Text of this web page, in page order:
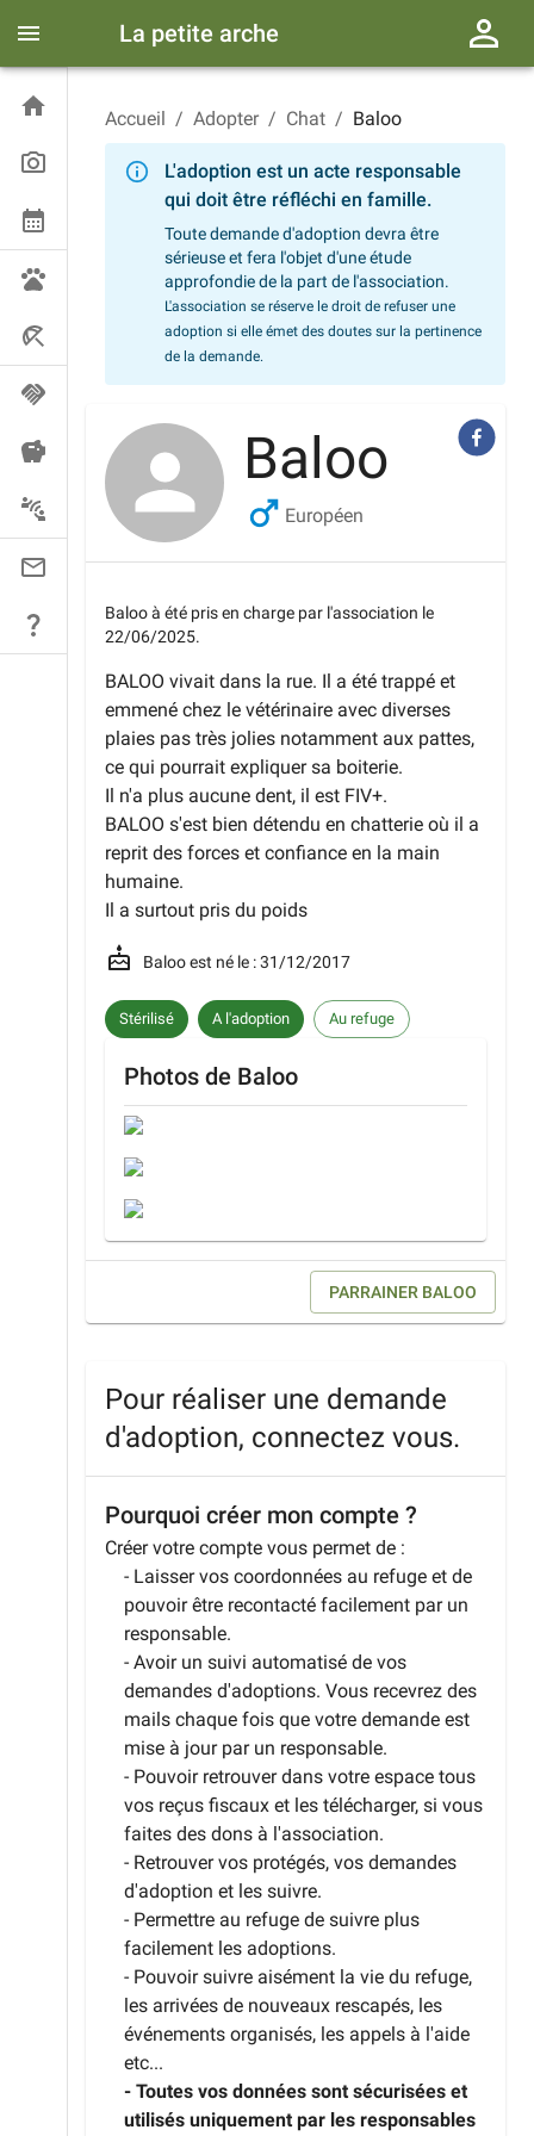
La petite arche
Accueil / Adopter / Chat / Baloo
L'adoption est un acte responsable
qui doit être réfléchi en famille.
Toute demande d'adoption devra être
sérieuse et fera l'objet d'une étude
approfondie de la part de l'association.
L'association se réserve le droit de refuser une
adoption si elle émet des doutes sur la pertinence
de la demande.
Baloo
Européen
Balooà été pris en charge par l'association le
22/06/2025.
BALOO vivait dans la rue. Il a été trappé et
emmené chez le vétérinaire avec diverses
plaies pas très jolies notamment aux pattes,
ce qui pourrait expliquer sa boiterie.
Il n'a plus aucune dent, il est FIV+.
BALOO s'est bien détendu en chatterie où il a
reprit des forces et confiance en la main
humaine.
Il a surtout pris du poids
Balooest né le :31/12/2017
Stérilisé A l'adoption Au refuge
Photos de Baloo
PARRAINER BALOO
Pour réaliser une demande
d'adoption, connectez vous.
Pourquoi créer mon compte ?
Créer votre compte vous permet de :
- Laisser vos coordonnées au refuge et de
pouvoir être recontacté facilement par un
responsable.
- Avoir un suivi automatisé de vos
demandes d'adoptions. Vous recevrez des
mails chaque fois que votre demande est
mise à jour par un responsable.
- Pouvoir retrouver dans votre espace tous
vos reçus fiscaux et les télécharger, si vous
faites des dons à l'association.
- Retrouver vos protégés, vos demandes
d'adoption et les suivre.
- Permettre au refuge de suivre plus
facilement les adoptions.
- Pouvoir suivre aisément la vie du refuge,
les arrivées de nouveaux rescapés, les
événements organisés, les appels à l'aide
etc...
- Toutes vos données sont sécurisées et
utilisés uniquement par les responsables